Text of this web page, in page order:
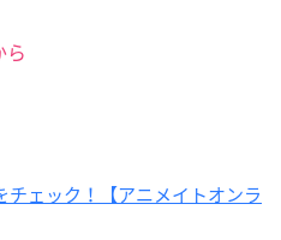
チェック！【アニメイトオンラ